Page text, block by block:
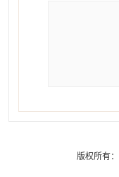
版权所有：